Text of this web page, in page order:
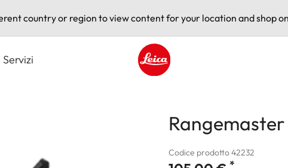
country or region to view content for your location and shop
Servizi
Codice prodotto 42232
*